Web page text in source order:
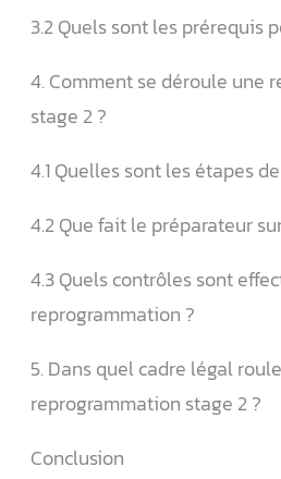
3.2 Quels sont les prérequis
4. Comment se déroule une
stage 2 ?
4.1 Quelles sont les étapes
4.2 Que fait le préparateur
4.3 Quels contrôles sont
reprogrammation ?
5. Dans quel cadre légal
reprogrammation stage 2 ?
Conclusion